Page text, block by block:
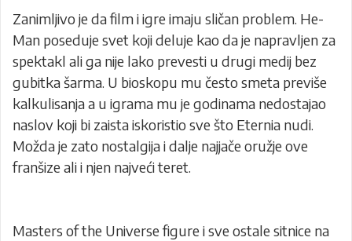
Zanimljivo je da film i igre imaju sličan problem. He-
Man poseduje svet koji deluje kao da je napravljen za
spektakl ali ga nije lako prevesti u drugi medij bez
gubitka šarma. U bioskopu mu često smeta previše
kalkulisanja a u igrama mu je godinama nedostajao
naslov koji bi zaista iskoristio sve što Eternia nudi.
Možda je zato nostalgija i dalje najjače oružje ove
franšize ali i njen najveći teret.
Masters of the Universe figure i sve ostale sitnice na